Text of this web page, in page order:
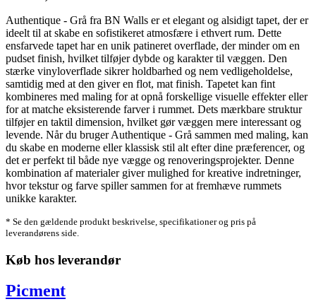
Authentique - Grå fra BN Walls er et elegant og alsidigt tapet, der er
ideelt til at skabe en sofistikeret atmosfære i ethvert rum. Dette
ensfarvede tapet har en unik patineret overflade, der minder om en
pudset finish, hvilket tilføjer dybde og karakter til væggen. Den
stærke vinyloverflade sikrer holdbarhed og nem vedligeholdelse,
samtidig med at den giver en flot, mat finish. Tapetet kan fint
kombineres med maling for at opnå forskellige visuelle effekter eller
for at matche eksisterende farver i rummet. Dets mærkbare struktur
tilføjer en taktil dimension, hvilket gør væggen mere interessant og
levende. Når du bruger Authentique - Grå sammen med maling, kan
du skabe en moderne eller klassisk stil alt efter dine præferencer, og
det er perfekt til både nye vægge og renoveringsprojekter. Denne
kombination af materialer giver mulighed for kreative indretninger,
hvor tekstur og farve spiller sammen for at fremhæve rummets
unikke karakter.
* Se den gældende produkt beskrivelse, specifikationer og pris på
leverandørens side.
Køb hos leverandør
Picment